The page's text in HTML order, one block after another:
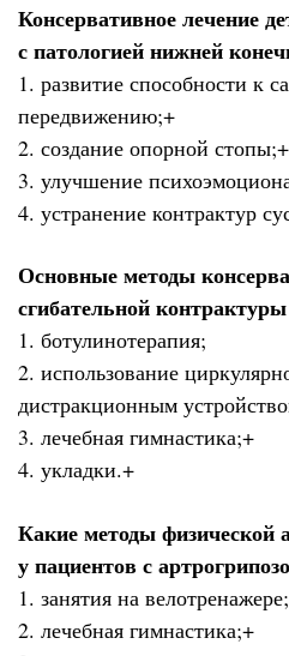
Консервативное лечение
с патологией нижней
1. развитие способности к
передвижению;+
2. создание опорной стопы;+
3. улучшение
4. устранение контрактур
Основные методы
сгибательной
1. ботулинотерапия;
2. использование
дистракционным
3. лечебная гимнастика;+
4. укладки.+
Какие методы физической
у пациентов с
1. занятия на велотренажере;
2. лечебная гимнастика;+